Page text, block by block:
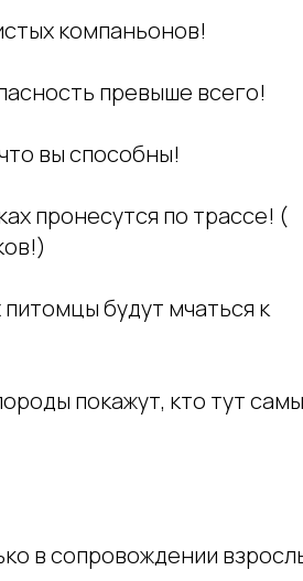
компаньонов!
превыше всего!
вы способны!
пронесутся по трассе! (
будут мчаться к
покажут, кто тут
в сопровождении